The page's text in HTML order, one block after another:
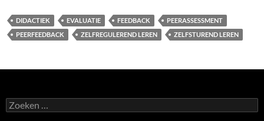
DIDACTIEK EVALUATIE FEEDBACK
PEERASSESSMENT
PEERFEEDBACK
ZELFREGULEREND LEREN ZELFSTUREND LEREN
Zoeken
naar: